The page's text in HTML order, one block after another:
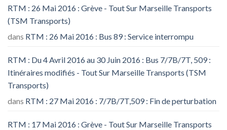
RTM : 26 Mai 2016 : Grève - Tout Sur Marseille Transports
(TSM Transports)
dans RTM : 26 Mai 2016 : Bus 89 : Service interrompu
RTM : Du 4 Avril 2016 au 30 Juin 2016 : Bus 7/7B/7T, 509 :
Itinéraires modifiés - Tout Sur Marseille Transports (TSM
Transports)
dans RTM : 27 Mai 2016 : 7/7B/7T,509 : Fin de perturbation
RTM : 17 Mai 2016 : Grève - Tout Sur Marseille Transports